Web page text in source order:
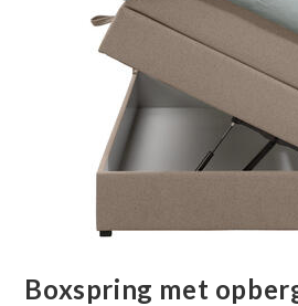
Boxspring met